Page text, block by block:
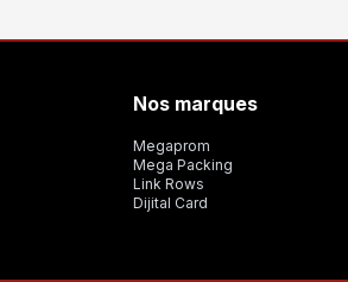
Nos marques
Megaprom
Mega Packing
Link Rows
Dijital Card